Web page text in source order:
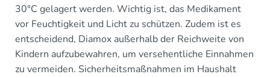
30°C gelagert werden. Wichtig ist, das Medikament
vor Feuchtigkeit und Licht zu schützen. Zudem ist es
entscheidend, Diamox außerhalb der Reichweite von
Kindern aufzubewahren, um versehentliche Einnahmen
zu vermeiden. Sicherheitsmaßnahmen im Haushalt